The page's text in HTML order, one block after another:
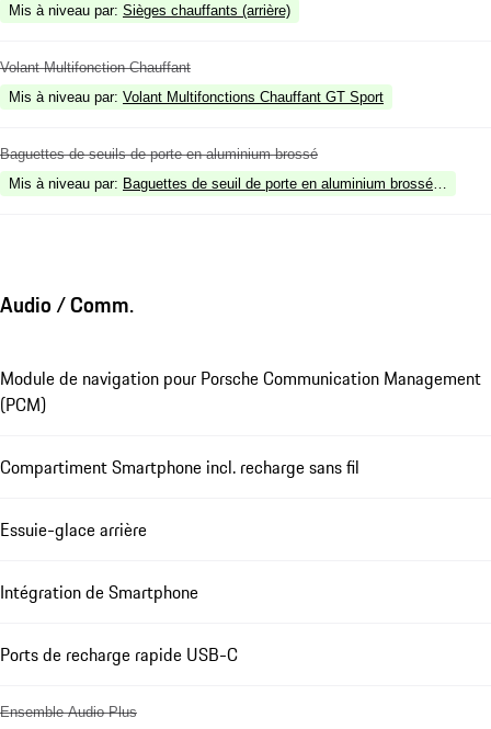
Mis à niveau par: Sièges chauffants (arrière)
Volant Multifonction Chauffant
Mis à niveau par: Volant Multifonctions Chauffant GT Sport
Baguettes de seuils de porte en aluminium brossé
Mis à niveau par: Baguettes de seuil de porte en aluminium brossé noir,
Audio / Comm.
Module de navigation pour Porsche Communication Management
(PCM)
Compartiment Smartphone incl. recharge sans fil
Essuie-glace arrière
Intégration de Smartphone
Ports de recharge rapide USB-C
Ensemble Audio Plus